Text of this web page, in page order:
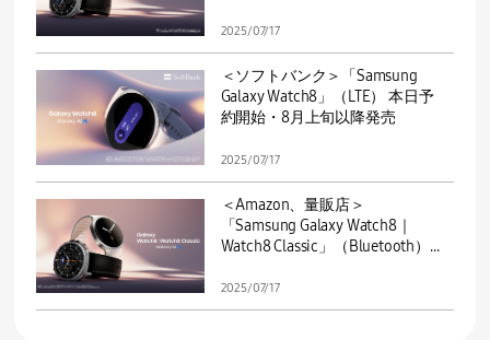
2025/07/17
＜ソフトバンク＞「Samsung
Galaxy Watch8」（LTE） 本日予
約開始・8月上旬以降発売
2025/07/17
＜Amazon、量販店＞
「Samsung Galaxy Watch8｜
Watch8 Classic」（Bluetooth）...
2025/07/17